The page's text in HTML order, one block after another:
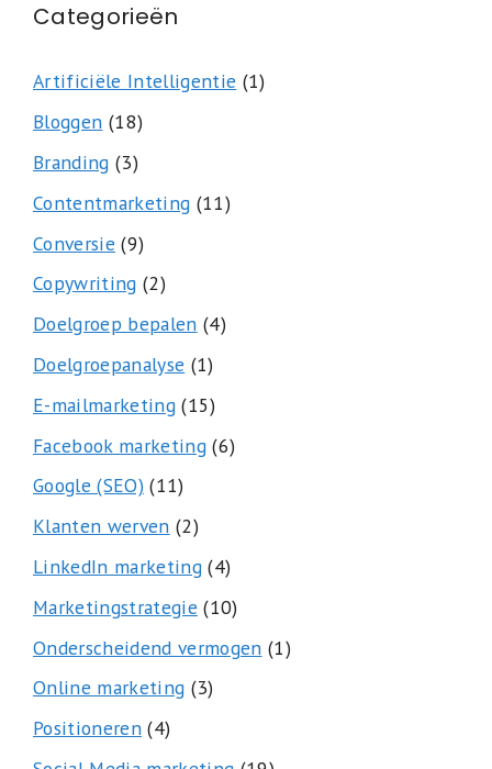
Categorieën
Artificiële Intelligentie (1)
Bloggen (18)
Branding (3)
Contentmarketing (11)
Conversie (9)
Copywriting (2)
Doelgroep bepalen (4)
Doelgroepanalyse (1)
E-mailmarketing(15)
Facebook marketing(6)
Google (SEO)(11)
Klanten werven (2)
LinkedIn marketing(4)
Marketingstrategie (10)
Onderscheidend vermogen (1)
Online marketing (3)
Positioneren(4)